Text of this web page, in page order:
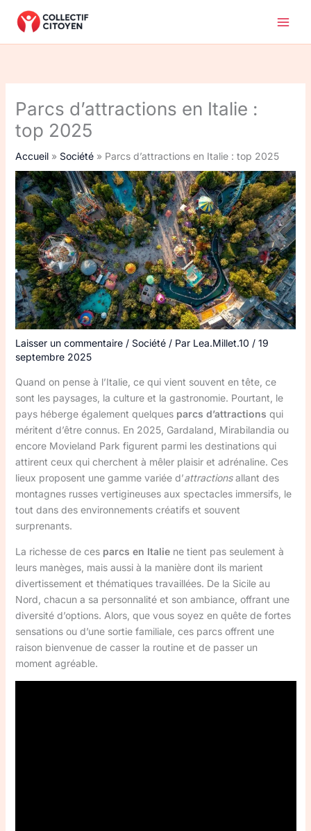
Parcs d’attractions en Italie :
top 2025
Accueil Société Parcs d’attractions en Italie : top 2025
Laisser un commentaire / Société/ Par Lea.Millet.10 / 19
septembre 2025
Quand on pense à l’Italie, ce qui vient souvent en tête, ce
sont les paysages, la culture et la gastronomie. Pourtant, le
pays héberge également quelques parcs d’attractions qui
méritent d’être connus. En 2025, Gardaland, Mirabilandia ou
encore Movieland Park figurent parmi les destinations qui
attirent ceux qui cherchent à mêler plaisir et adrénaline. Ces
lieux proposent une gamme variée d’attractionsallant des
montagnes russes vertigineuses aux spectacles immersifs, le
tout dans des environnements créatifs et souvent
surprenants.
La richesse de ces parcs en Italiene tient pas seulement à
leurs manèges, mais aussi à la manière dont ils marient
divertissement et thématiques travaillées. De la Sicile au
Nord, chacun a sa personnalité et son ambiance, offrant une
diversité d’options. Alors, que vous soyez en quête de fortes
sensations ou d’une sortie familiale, ces parcs offrent une
raison bienvenue de casser la routine et de passer un
moment agréable.